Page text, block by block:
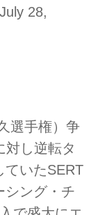
July 28,
選手権）争
対し逆転タ
ていたSERT
シング・チ